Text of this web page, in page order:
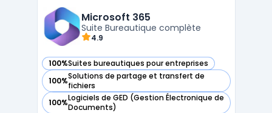
documents, des feuilles de calcul et des
présentations. Les ou ...
Microsoft 365
Suite Bureautique complète
4.9
100%Suites bureautiques pour entreprises
— voir Microsoft 365 dans cette catégorie
100%Solutions de partage et transfert de
fichiers
— voir Microsoft 365 dans cette catégorie
100%Logiciels de GED (Gestion Électronique de
Documents)
— voir Microsoft 365 dans cette catégorie